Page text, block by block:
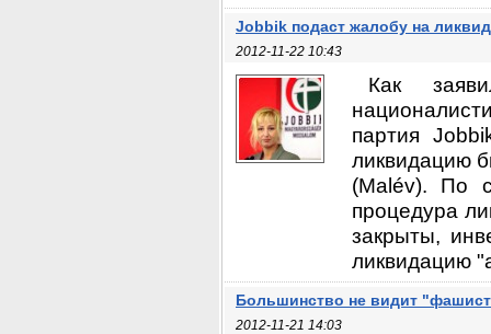
Jobbik подаст жалобу на
2012-11-22 10:43
Как
партия
ликвидацию
(Malév). По
процедура
закрыты,
ликвидацию
Большинство не видит
2012-11-21 14:03